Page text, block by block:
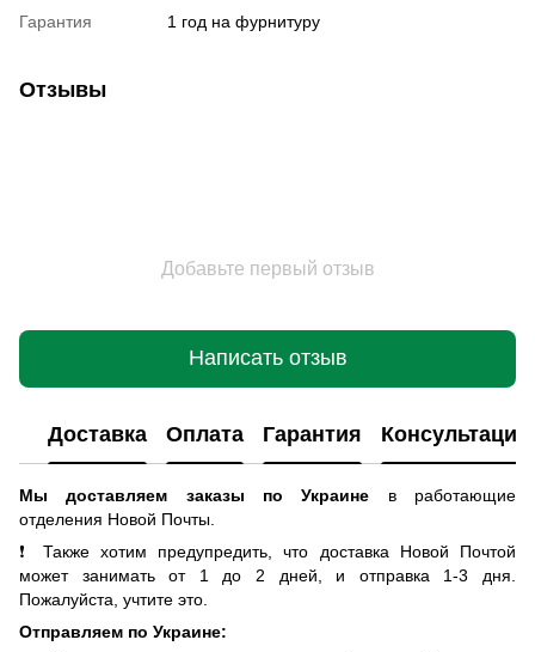
Гарантия 1 год на фурнитуру
Отзывы
Добавьте первый отзыв
Написать отзыв
Доставка Оплата Гарантия Консультация
Мы доставляем заказы по Украине
в работающие
отделения Новой Почты
❗ Также хотим предупредить, что доставка Новой Почтой
может занимать от 1 до 2 дней, и отправка 1-3 дня.
Пожалуйста, учтите это.
Отправляем по Украине: